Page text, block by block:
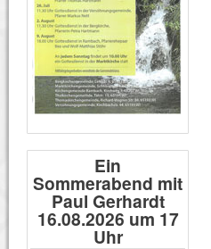
Ein
Sommerabend mit
Paul Gerhardt
16.08.2026 um 17
Uhr